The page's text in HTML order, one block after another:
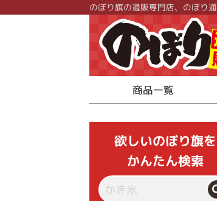
のぼり旗の通販専門店、のぼり
商品一覧
欲しいのぼり旗を
かんたん検索